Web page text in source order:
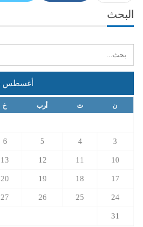
البحث
أغسطس 2026
ن ث أرب خ
3
4
5
6
10
11
12
13
17
18
19
20
24
25
26
27
31